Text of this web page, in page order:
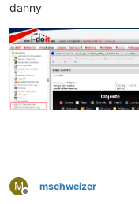
danny
M
Offline
mschweizer